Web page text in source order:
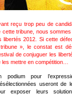
reçu trop peu de
cette tribune, nous sommes
libertés 2012. Si cette
», le constat est
de conjuguer les
les mettre en compétition…
podium pour
useront de
exposer leurs